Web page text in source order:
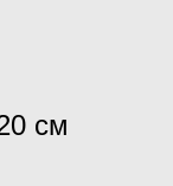
см